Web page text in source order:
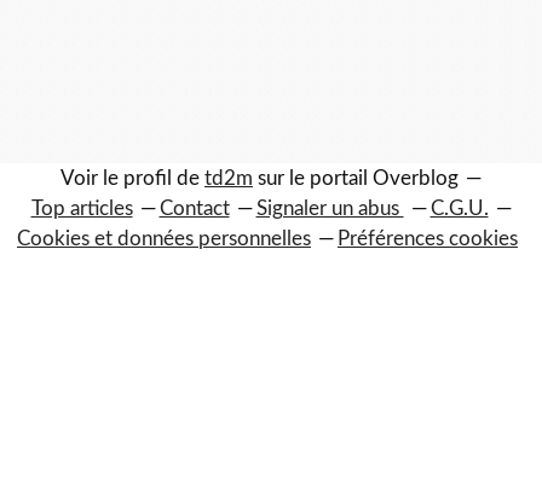
Voir le profil de td2m sur le portail Overblog
Top articles
Contact Signaler un abus
C.G.U.
Cookies et données personnelles
Préférences cookies